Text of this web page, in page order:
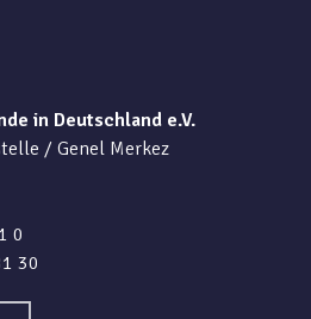
in Deutschland e.V.
/ Genel Merkez
0
30